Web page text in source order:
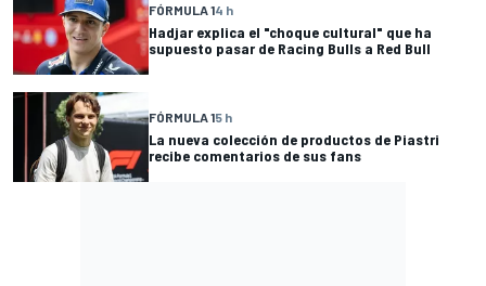
FÓRMULA 14 h
Hadjar explica el "choque cultural" que ha
supuesto pasar de Racing Bulls a Red Bull
FÓRMULA 15 h
La nueva colección de productos de Piastri
recibe comentarios de sus fans